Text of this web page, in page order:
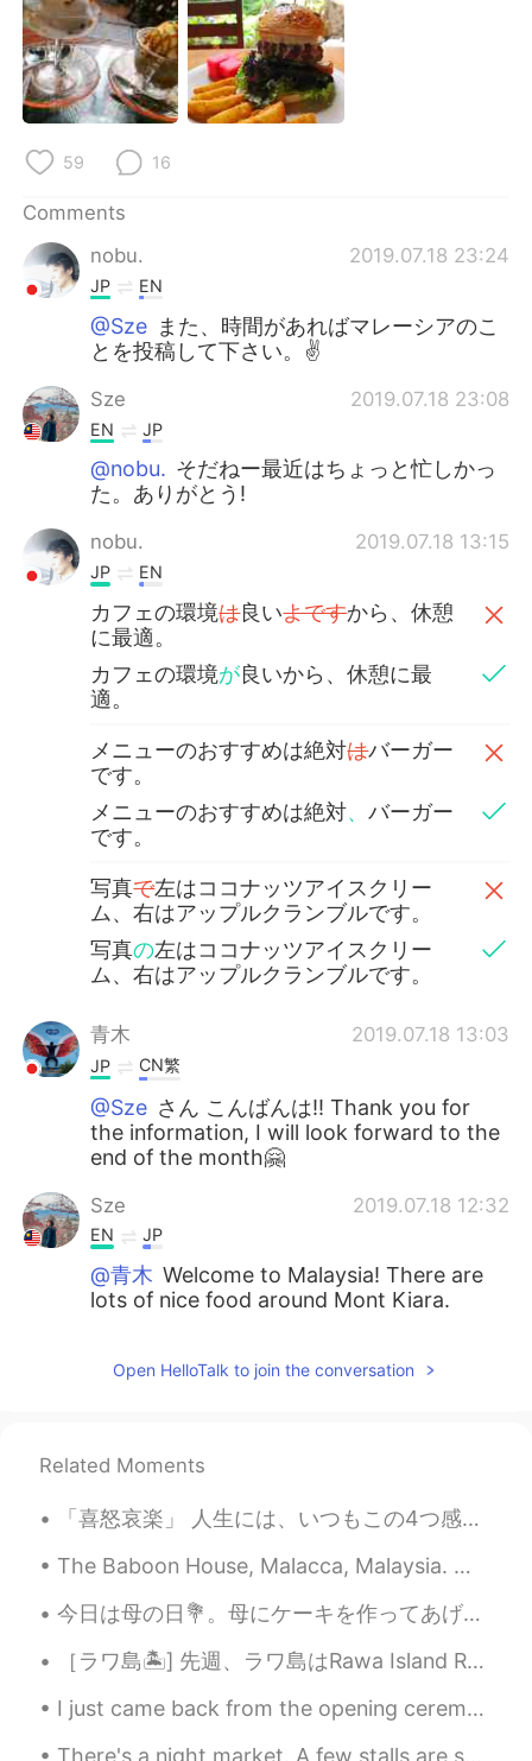
59 16
Comments
nobu.
2019.07.18 23:24
JP EN
@Sze また、時間があればマレーシアのこ
とを投稿して下さい。✌
Sze 2019.07.18 23:08
EN JP
@nobu. そだねー最近はちょっと忙しかっ
た。ありがとう!
nobu. 2019.07.18 13:15
JP EN
カフェの環境は良いよですから、休憩
に最適。
カフェの環境が良いから、休憩に最
適。
メニューのおすすめは絶対はバーガー
です。
メニューのおすすめは絶対、バーガー
です。
写真で左はココナッツアイスクリー
ム、右はアップルクランブルです。
写真の左はココナッツアイスクリー
ム、右はアップルクランブルです。
青木 2019.07.18 13:03
JP CN繁
@Sze さん こんばんは‼️ Thank you for
the information, I will look forward to the
end of the month🤗
Sze 2019.07.18 12:32
EN JP
@青木 Welcome to Malaysia! There are
lots of nice food around Mont Kiara.
@douzzanoh really? Sometimes I saw it
JP EN
日本ではMalacca をマラッカていうんだよ
EN JP
@Shiho 広島そう、雰囲気! I wanted to
Open HelloTalk to join the conversation
Related Moments
「喜怒哀楽」 人生には、いつもこの4つ感じはあります。 でも、喜の時、怒の時、哀の時、楽の時も一番必要な事は瞬間を楽しみください。何事も一瞬一瞬過ぎられます。考え過ぎしないよ~ 人生は短いね...
The Baboon House, Malacca, Malaysia. ここはムラカで有名なカフェです。カフェの環境は良いよですから、休憩に最適。 メニューのおすすめは絶対はバーガーです。...
今日は母の日💐。母にケーキを作ってあげました! 昨年もケーキを作りました。 ハート形のケーキは先週にお店ヘ買った。ママは何も欲しくないから、ケーキを作ったんだ。 皆さん、母の日はどうやって祝...
［ラワ島🏝️] 先週、ラワ島はRawa Island Resortに行って来ました~~とても綺麗な島です! 色々お部屋タイプがあります。私の部屋はビーチの前タイプです。素敵なぁ~~🏖️ ...
I just came back from the opening ceremony of the airshow. The dinner reception was excellent. T...
There's a night market. A few stalls are selling Taiwan food. Taiwan food is very popular here w...